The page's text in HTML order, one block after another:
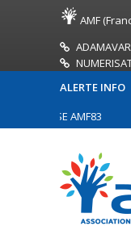
AMF
ADAMAVAR
ALERTE INFO
PRESSE AMF83
en première ligne